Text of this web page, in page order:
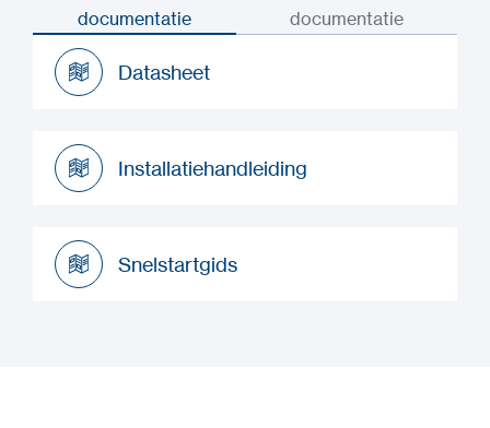
documentatie
documentatie
Datasheet
Installatiehandleiding
Snelstartgids